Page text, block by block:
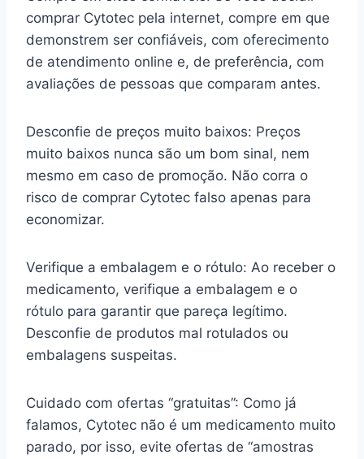
comprar Cytotec pela internet, compre em que
demonstrem ser confiáveis, com oferecimento
de atendimento online e, de preferência, com
avaliações de pessoas que comparam antes.
Desconfie de preços muito baixos: Preços
muito baixos nunca são um bom sinal, nem
mesmo em caso de promoção. Não corra o
risco de comprar Cytotec falso apenas para
economizar.
Verifique a embalagem e o rótulo: Ao receber o
medicamento, verifique a embalagem e o
rótulo para garantir que pareça legítimo.
Desconfie de produtos mal rotulados ou
embalagens suspeitas.
Cuidado com ofertas “gratuitas”: Como já
falamos, Cytotec não é um medicamento muito
parado, por isso, evite ofertas de “amostras